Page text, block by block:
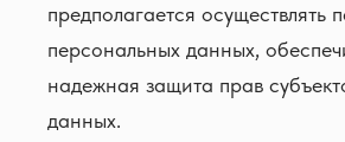
предполагается осуществлять
персональных данных,
надежная защита прав
данных.